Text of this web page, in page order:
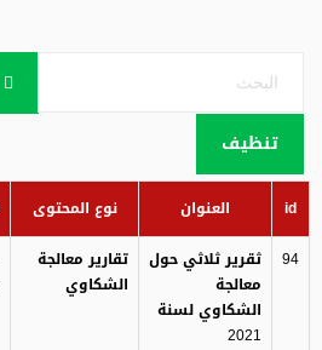
تنظيف
id العنوان نوع المحتوى
94
ثقرير ثلاثي حول
معالجة
الشكاوي لسنة
2021
تقارير معالجة
الشكاوي